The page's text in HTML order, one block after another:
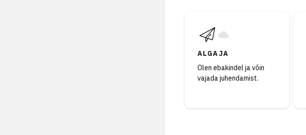
ALGAJA
Olen ebakindel ja võin
vajada juhendamist.